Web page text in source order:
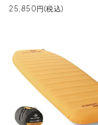
25,850円(税込)